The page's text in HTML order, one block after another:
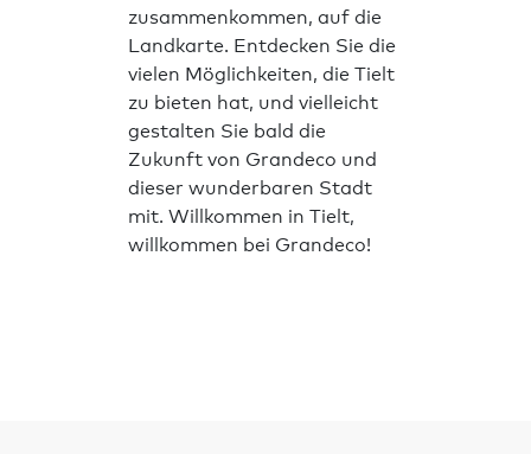
zusammenkommen, auf die
Landkarte. Entdecken Sie die
vielen Möglichkeiten, die Tielt
zu bieten hat, und vielleicht
gestalten Sie bald die
Zukunft von Grandeco und
dieser wunderbaren Stadt
mit. Willkommen in Tielt,
willkommen bei Grandeco!